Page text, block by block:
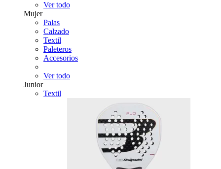
Ver todo
Mujer
Palas
Calzado
Textil
Paleteros
Accesorios
Ver todo
Junior
Textil